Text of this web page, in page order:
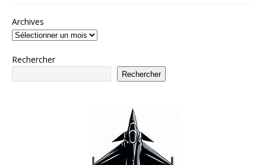
Archives
Rechercher
Rechercher